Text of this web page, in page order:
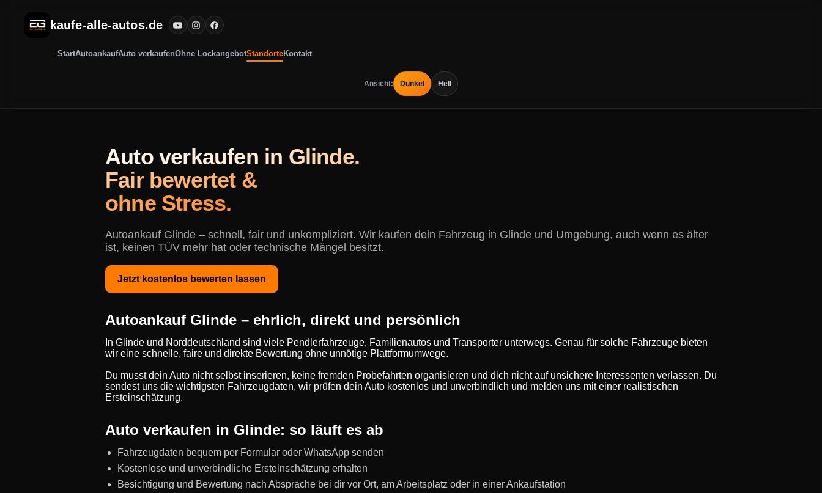
kaufe-alle-autos.de
StartAutoankaufAuto verkaufenOhne LockangebotStandorteKontakt
Ansicht: Dunkel Hell
Auto verkaufen in Glinde.
Fair bewertet &
ohne Stress.
Autoankauf Glinde – schnell, fair und unkompliziert. Wir kaufen dein Fahrzeug in Glinde und Umgebung, auch wenn es älter
ist, keinen TÜV mehr hat oder technische Mängel besitzt.
Jetzt kostenlos bewerten lassen
Autoankauf Glinde – ehrlich, direkt und persönlich
In Glinde und Norddeutschland sind viele Pendlerfahrzeuge, Familienautos und Transporter unterwegs. Genau für solche Fahrzeuge bieten
wir eine schnelle, faire und direkte Bewertung ohne unnötige Plattformumwege.
Du musst dein Auto nicht selbst inserieren, keine fremden Probefahrten organisieren und dich nicht auf unsichere Interessenten verlassen. Du
sendest uns die wichtigsten Fahrzeugdaten, wir prüfen dein Auto kostenlos und unverbindlich und melden uns mit einer realistischen
Ersteinschätzung.
Auto verkaufen in Glinde: so läuft es ab
Fahrzeugdaten bequem per Formular oder WhatsApp senden
Kostenlose und unverbindliche Ersteinschätzung erhalten
Besichtigung und Bewertung nach Absprache bei dir vor Ort, am Arbeitsplatz oder in einer Ankaufstation